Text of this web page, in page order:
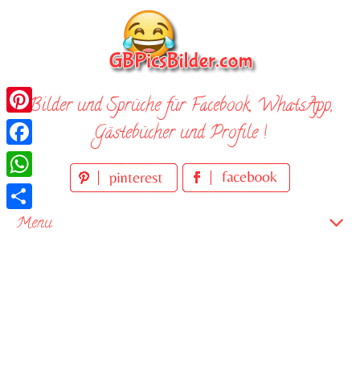
Bilder und Sprüche für Facebook, WhatsApp,
Gästebücher und Profile !
Menu
Pinterest
Facebook
WhatsApp
Teilen